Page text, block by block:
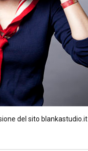
del sito blankastudio.it